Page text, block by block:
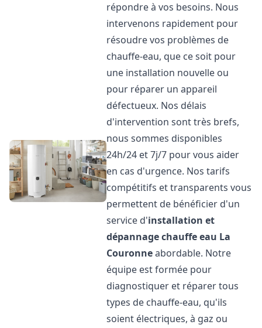
répondre à vos besoins. Nous
intervenons rapidement pour
résoudre vos problèmes de
chauffe-eau, que ce soit pour
une installation nouvelle ou
pour réparer un appareil
défectueux. Nos délais
d'intervention sont très brefs,
nous sommes disponibles
24h/24 et 7j/7 pour vous aider
en cas d'urgence. Nos tarifs
compétitifs et transparents vous
permettent de bénéficier d'un
service d'installation et
dépannage chauffe eau La
Couronneabordable. Notre
équipe est formée pour
diagnostiquer et réparer tous
types de chauffe-eau, qu'ils
soient électriques, à gaz ou